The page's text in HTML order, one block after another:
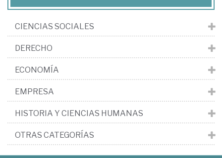
CIENCIAS SOCIALES
DERECHO
ECONOMÍA
EMPRESA
HISTORIA Y CIENCIAS HUMANAS
OTRAS CATEGORÍAS